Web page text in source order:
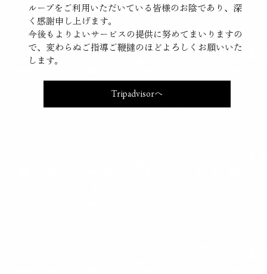
ループをご利用いただいている皆様のお陰であり、深
く感謝申し上げます。
今後もよりよいサービスの提供に努めてまいりますの
で、変わらぬご指導ご鞭撻のほどよろしくお願いいた
します。
Tripadvisorへ